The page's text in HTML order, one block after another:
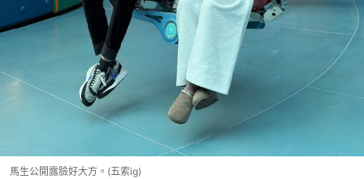
馬生公開露臉好大方。(五索ig)